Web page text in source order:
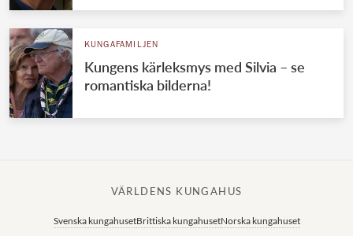
KUNGAFAMILJEN
Kungens kärleksmys med Silvia – se
romantiska bilderna!
VÄRLDENS KUNGAHUS
Svenska kungahusetBrittiska kungahusetNorska kungahuset